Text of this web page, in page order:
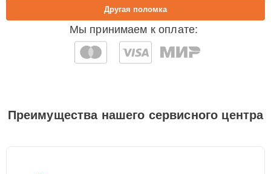
Мы принимаем к оплате:
Другая поломка
Преимущества нашего сервисного центра